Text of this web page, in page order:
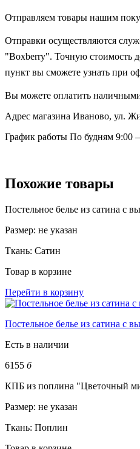
Отправляем товары нашим
Отправки осуществляются
"Boxberry". Точную стоимость
пункт вы сможете узнать при
Вы можете оплатить наличными
Адрес магазина Иваново, ул.
График работы По будням 9:00
Похожие товары
Постельное белье из сатина с
Размер: не указан
Ткань: Сатин
Товар в корзине
Перейти в корзину
Постельное белье из сатина с
Есть в наличии
6155 б
КПБ из поплина "Цветочный
Размер: не указан
Ткань: Поплин